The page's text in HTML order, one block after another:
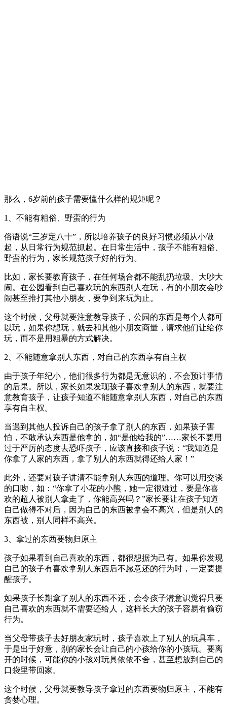
那么，6岁前的孩子需要懂什么样的规矩呢？
1、不能有粗俗、野蛮的行为
俗语说“三岁定八十”，所以培养孩子的良好习惯必须从小做
起，从日常行为规范抓起。在日常生活中，孩子不能有粗俗、
野蛮的行为，家长规范孩子好的行为。
比如，家长要教育孩子，在任何场合都不能乱扔垃圾、大吵大
闹。在公园看到自己喜欢玩的东西别人在玩，有的小朋友会吵
闹甚至推打其他小朋友，要争到来玩为止。
这个时候，父母就要注意教导孩子，公园的东西是每个人都可
以玩，如果你想玩，就去和其他小朋友商量，请求他们让给你
玩，而不是用粗暴的方式解决。
2、不能随意拿别人东西，对自己的东西享有自主权
由于孩子年纪小，他们很多行为都是无意识的，不会预计事情
的后果。所以，家长如果发现孩子喜欢拿别人的东西，就要注
意教育孩子，让孩子知道不能随意拿别人东西，对自己的东西
享有自主权。
当遇到其他人投诉自己的孩子拿了别人的东西，如果孩子害
怕，不敢承认东西是他拿的，如“是他给我的”……家长不要用
过于严厉的态度去恐吓孩子，应该直接和孩子说：“我知道是
你拿了人家的东西，拿了别人的东西就得还给人家！”
此外，还要对孩子讲清不能拿别人东西的道理。你可以用交谈
的口吻，如：“你拿了小花的小熊，她一定很难过，要是你喜
欢的超人被别人拿走了，你能高兴吗？”家长要让在孩子知道
自己做得不对后，因为自己的东西被拿会不高兴，但是别人的
东西被，别人同样不高兴。
3、拿过的东西要物归原主
孩子如果看到自己喜欢的东西，都很想据为己有。如果你发现
自己的孩子有喜欢拿别人东西后不愿意还的行为时，一定要提
醒孩子。
如果孩子长期拿了别人的东西不还，会令孩子潜意识觉得只要
自己喜欢的东西就不需要还给人，这样长大的孩子容易有偷窃
行为。
当父母带孩子去好朋友家玩时，孩子喜欢上了别人的玩具车，
于是出于好意，别的家长会让自己的小孩给你的小孩玩。要离
开的时候，可能你的小孩对玩具依依不舍，甚至想放到自己的
口袋里带回家。
这个时候，父母就要教导孩子拿过的东西要物归原主，不能有
贪婪心理。